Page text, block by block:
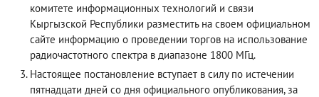
комитете информационных технологий и связи
Кыргызской Республики разместить на своем официальном
сайте информацию о проведении торгов на использование
радиочастотного спектра в диапазоне 1800 МГц.
Настоящее постановление вступает в силу по истечении
пятнадцати дней со дня официального опубликования, за